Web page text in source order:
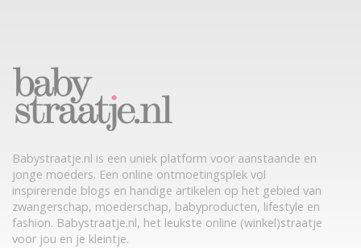
Babystraatje.nl is een uniek platform voor aanstaande en
jonge moeders. Een online ontmoetingsplek vol
inspirerende blogs en handige artikelen op het gebied van
zwangerschap, moederschap, babyproducten, lifestyle en
fashion. Babystraatje.nl, het leukste online (winkel)straatje
voor jou en je kleintje.